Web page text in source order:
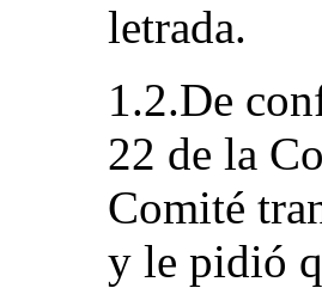
letrada.
1.2.De
22 de la
Comité
y le pidió